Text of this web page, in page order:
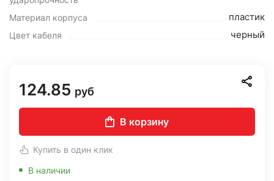
Материал корпуса пластик
Цвет кабеля черный
124.85 руб
В корзину
Купить в один клик
В наличии